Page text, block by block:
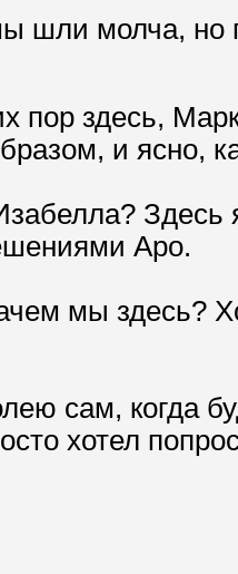
шли молча, но
здесь,
и ясно,
Здесь
Аро.
мы здесь?
сам, когда
хотел